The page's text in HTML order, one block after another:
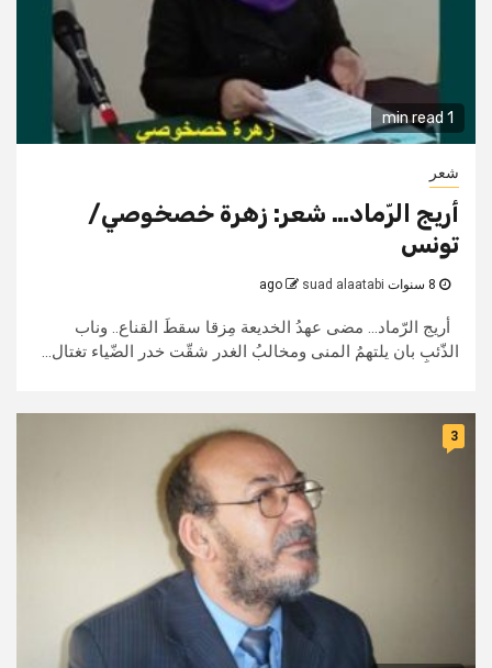
1 min read
شعر
أريج الرّماد… شعر: زهرة خصخوصي/
تونس
suad alaatabi
أريج الرّماد... مضى عهدُ الخديعة مِزقا سقطَ القناع.. وناب
الذّئبِ بان يلتهمُ المنى ومخالبُ الغدر شقّت خدر الضّياء تغتال...
3